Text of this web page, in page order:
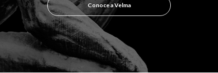
Conoce a Velma